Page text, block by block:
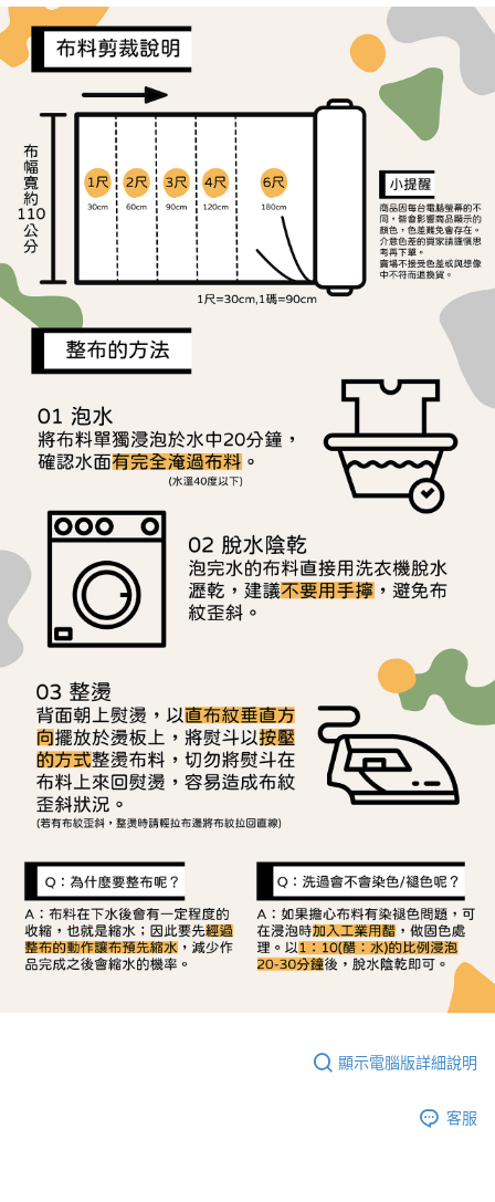
消。如遇「轉專審核」未通過狀況，表示未達大哥付你分期系統評分，恕無
法說明評估內容。
【繳款方式說明】
1.分期款項不併入電信帳單，「大哥付你分期」於每月結算日後寄送繳費提
2.透過簡訊連結打開帳單後，可選擇「超商條碼／台灣大直營門市／銀行轉
帳／街口支付／iPASS MONEY」等通路繳費。
【注意事項】
1.本服務係由「台灣大哥大股份有限公司」（以下簡稱本公司）所提供，讓
用戶於交易時，得透過本服務購買商品或服務，並由商店將買賣／分期付款
買賣價金債權讓與本公司後，依約使用本公司帳單繳交帳款。
2.基於同意付款使用「大哥付你分期」之契約關係目的，商店將以您的個人
資料（包含姓名、電話或地址）提供予台灣大哥大進項蒐集、處理及利用，
由本公司與您本人進行分期帳單所需資料之確認、核對及更正。
3.完整用戶服務條款，請詳閱以下連結：
１．簡單：不需註冊會員、不需綁卡、不需儲值。
２．便利：只要手機號碼，簡訊認證，即可結帳。
３．安心：先確認商品／服務後，再付款。
【「AFTEE先享後付」結帳流程】
１．於結帳方式選擇「AFTEE先享後付」後，將跳轉至「AFTEE先享後付」
結帳頁面，進行簡訊認證並確認金額後，即可完成結帳。
２．訂單成立數日內，您將收到繳費通知簡訊。
３．收到繳費通知簡訊後14天內，點擊此簡訊中的連結，可透過四大超商／
ATM／網路銀行／等多元方式進行付款，方視為交易完成。
※ 請注意：結帳手續完成當下不需立刻繳費，但若您需要取消訂單，請聯絡
購買商品的店家。未經商家同意取消之訂單仍視為有效，需透過AFTEE先享
後付繳納相關費用。
※ 交易是否成功請以「AFTEE先享後付 」之結帳頁面顯示為準，若有關於
是否繳費成功／繳費後需取消欲退款等相關疑問，請聯繫「AFTEE先享後付
客戶支援中心」
https://netprotections.freshdesk.com/support/home
【注意事項】
１．透過由恩沛科技股份有限公司提供之「AFTEE先享後付」服務完成之交
易，需依本服務之必要範圍內提供個人資料，並將交易相關給付款項請求債
權轉讓予恩沛科技股份有限公司。
２．關於個人資料處理事宜，請瀏覽以下網址：
https://aftee.tw/terms/#terms3
３．未成年的使用者請事先徵得法定代理人或監護人之同意方可使用
「AFTEE先享後付」，若未經同意申辦者引起之損失，本公司不負相關責
任。
４．使用「AFTEE先享後付」時，將依據個別帳號之用戶狀況，依本公司即
時審查核予不同之上限額度；若仍有額度不足之情形，本公司將視審查結果
請求用戶進行身份認證。
５．嚴禁一人註冊多個帳號或使用他人資訊註冊。若發現惡意使用之情形，
恩沛科技股份有限公司將有權停止該用戶之使用額度並採取法律行動。
全家取貨付款
每筆NT$65，滿NT$1,500(含以上)免運費
每筆NT$65，滿NT$1,500(含以上)免運費
宅配
每筆NT$150，滿NT$1,500(含以上)免運費
每筆NT$240
顯示電腦版詳細說明
客服